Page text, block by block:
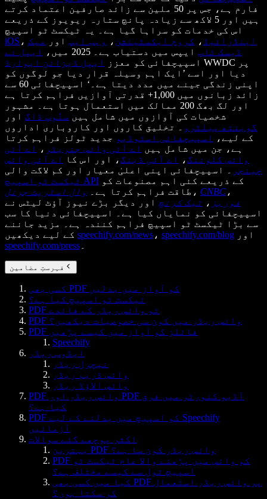
فارم ہے، جس پر 50 ملین سے زائد صارفین اعتماد کرتے
ہیں اور 5 لاکھ سے زیادہ پانچ ستارہ ریویوز کے ذریعے
اس کی خدمات کو سراہا گیا ہے۔ یہ ٹیکسٹ ٹو اسپیچ
iOS ، اینڈرائیڈ ، کروم ایکسٹینشن ، ویب ایپ اور
میک
ڈیسک ٹاپ ایپس میں دستیاب ہے۔ 2025 میں،
ایپل نے
اسپیچفائی کو معزز
ایپل ڈیزائن ایوارڈ
WWDC پر
دیا اور اسے ’ایک اہم وسیلہ قرار دیا جو لوگوں کو
اپنی زندگی جینے میں مدد دیتا ہے۔‘ اسپیچفائی 60 سے
زائد زبانوں میں 1,000+ قدرتی آوازیں فراہم کرتا ہے
اور لگ بھگ 200 ممالک میں استعمال ہوتا ہے۔ مشہور
شخصیات کی آوازوں میں شامل ہیں سنُوپ ڈاگ اور
گوینتھ پیلٹرو
۔ تخلیق کاروں اور کاروباری اداروں
کے لیے،
اسپیچفائی اسٹوڈیو جدید ٹولز فراہم کرتا
ہے، جن میں شامل ہیں اے آئی وائس جنریٹر ،
اے آئی
وائس کلوننگ، اے آئی ڈبنگ، اور اس کا
اے آئی وائس
چینجر
۔ اسپیچفائی اپنی اعلیٰ معیار اور کم لاگت والی
ٹیکسٹ ٹو اسپیچ API
طاقت فراہم کرتا ہے۔
وال اسٹریٹ جرنل ، CNBC ،
فوربز ، ٹیک کرنچ اور دیگر بڑے نیوز آؤٹ لیٹس نے
اسپیچفائی کو نمایاں کیا ہے۔ اسپیچفائی دنیا کا سب
سے بڑا ٹیکسٹ ٹو اسپیچ فراہم کنندہ ہے۔ مزید جاننے
speechify.com/news ، speechify.com/blog اور
speechify.com/press
فہرستِ مضامین
کسی بھی PDF کو آواز میں بدلیں
ٹیکسٹ ٹو اسپیچ کیا ہے؟
PDF ٹو وائس ریڈر کے فائدے
PDF وائس ریڈر میں کون سی خصوصیات دیکھیں؟
PDF فائلز کو آواز میں کیسے پڑھیں
Speechify
ایڈوب ریڈر
نیچرل ریڈر
وائس ڈریم ریڈر
وائس الاؤڈ ریڈر
PDF وائس ریڈر اور PDF آڈیو کنورٹر میں فرق
کیا ہے؟
PDF کو اسپیچ میں بدلنے کے لیے Speechify
آزمائیں
اکثر پوچھے گئے سوالات
بہترین PDF وائس ریڈر کون سا ہے؟
PDF کو وائس میں پڑھنے والا عام ٹیکسٹ ٹو
اسپیچ ٹول سے کیسے مختلف ہے؟
کیا میں کسی بھی PDF پر وائس ریڈر استعمال
کر سکتا ہوں؟